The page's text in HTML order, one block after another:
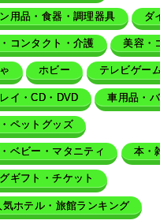
用品・食器・調理器具 ダ
コンタクト・介護 美容・
ホビー テレビゲー
イ・CD・DVD 車用品・
ペットグッズ
ベビー・マタニティ 本・
ギフト・チケット
ホテル・旅館ランキング